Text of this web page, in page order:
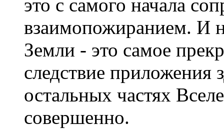
это с самого начала
взаимопожиранием. И
Земли - это самое
следствие приложения
остальных частях
совершенно.